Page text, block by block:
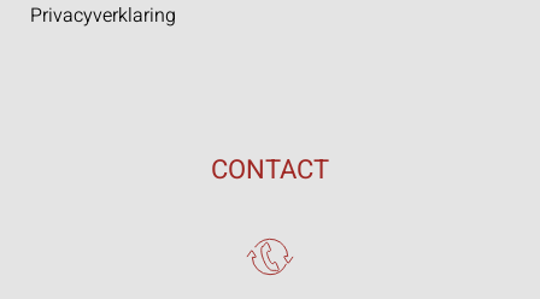
Privacyverklaring
CONTACT